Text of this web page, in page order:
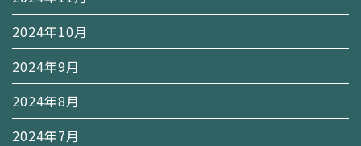
2024年10月
2024年9月
2024年8月
2024年7月